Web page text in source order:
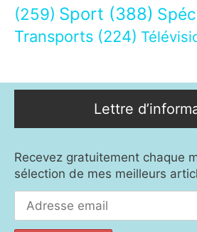
(259) Sport (388)
Transports (224)
Lettre
Recevez gratuitement chaque
sélection de mes meilleurs